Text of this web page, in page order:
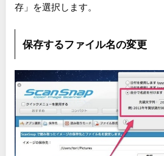
存」を選択します。
保存するファイル名の変更